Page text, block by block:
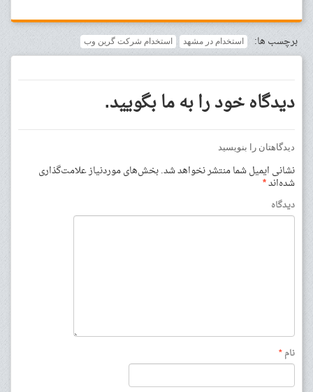
برچسب ها: استخدام در مشهد استخدام شرکت گرین وب
دیدگاه خود را به ما بگویید.
دیدگاهتان را بنویسید
نشانی ایمیل شما منتشر نخواهد شد.بخش‌های موردنیاز علامت‌گذاری
شده‌اند*
دیدگاه
نام*